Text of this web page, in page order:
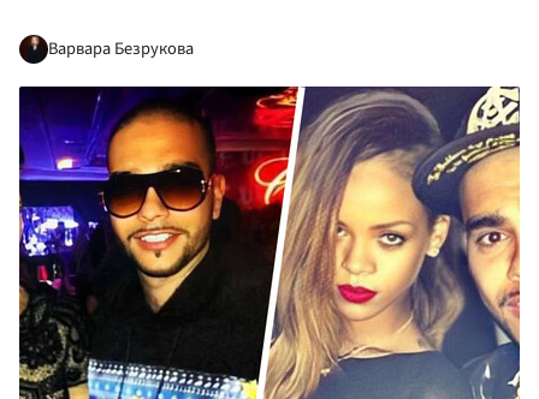
Варвара Безрукова